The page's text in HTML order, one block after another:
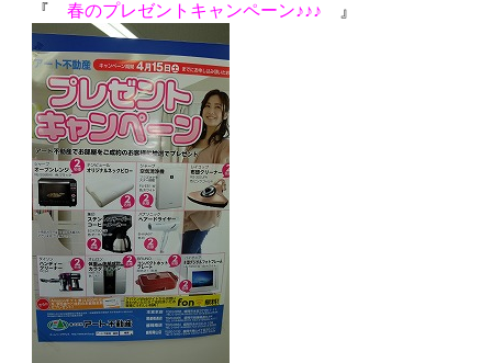
『 春のプレゼントキャンペーン♪♪♪ 』